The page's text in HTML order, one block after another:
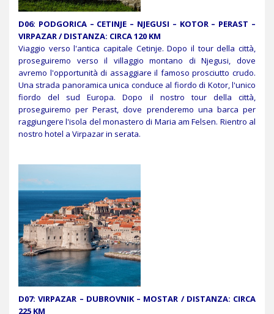
D06: PODGORICA – CETINJE – NJEGUSI – KOTOR – PERAST –
VIRPAZAR / DISTANZA: CIRCA 120 KM
Viaggio verso l'antica capitale Cetinje. Dopo il tour della città,
proseguiremo verso il villaggio montano di Njegusi, dove
avremo l'opportunità di assaggiare il famoso prosciutto crudo.
Una strada panoramica unica conduce al fiordo di Kotor, l'unico
fiordo del sud Europa. Dopo il nostro tour della città,
proseguiremo per Perast, dove prenderemo una barca per
raggiungere l'isola del monastero di Maria am Felsen. Rientro al
nostro hotel a Virpazar in serata.
D07: VIRPAZAR – DUBROVNIK – MOSTAR / DISTANZA: CIRCA
225 KM